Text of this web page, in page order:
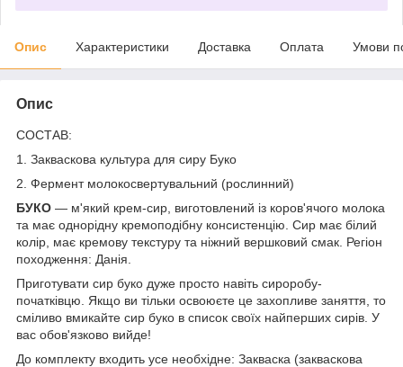
Опис Характеристики Доставка Оплата Умови
Опис
СОСТАВ:
1. Закваскова культура для сиру Буко
2. Фермент молокосвертувальний (рослинний)
БУКО — м'який крем-сир, виготовлений із коров'ячого молока
та має однорідну кремоподібну консистенцію. Сир має білий
колір, має кремову текстуру та ніжний вершковий смак. Регіон
походження: Данія.
Приготувати сир буко дуже просто навіть сироробу-
початківцю. Якщо ви тільки освоюєте це захопливе заняття, то
сміливо вмикайте сир буко в список своїх найперших сирів. У
вас обов'язково вийде!
До комплекту входить усе необхідне: Закваска (закваскова